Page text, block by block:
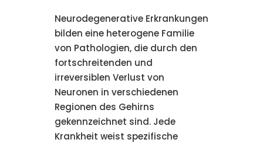
Neurodegenerative Erkrankungen
bilden eine heterogene Familie
von Pathologien, die durch den
fortschreitenden und
irreversiblen Verlust von
Neuronen in verschiedenen
Regionen des Gehirns
gekennzeichnet sind. Jede
Krankheit weist spezifische